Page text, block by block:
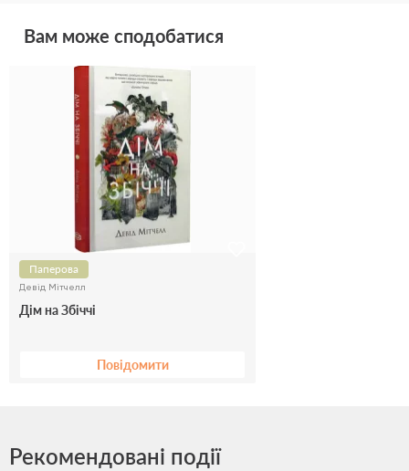
Вам може сподобатися
Паперова
Девід Мітчелл
Дім на Збіччі
Повідомити
Рекомендовані події